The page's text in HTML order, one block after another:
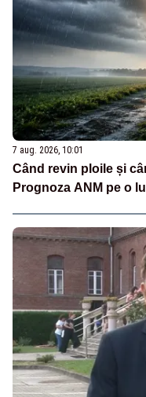
7 aug. 2026, 10:01
Când revin ploile și
Prognoza ANM pe o